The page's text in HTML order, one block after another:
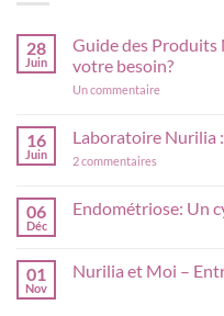
28
Juin
Guide des
votre besoin?
Un commentairesur
Produits
Nurilia:
votre
16
Juin
Laboratoire Nurilia
2 commentaires
fertilité,
06
Déc
Endométriose: Un
Endométriose:
01
Nov
Nurilia et Moi –